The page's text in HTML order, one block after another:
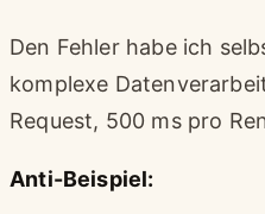
Den Fehler habe ich
komplexe
Request, 500 ms pro
Anti-Beispiel: